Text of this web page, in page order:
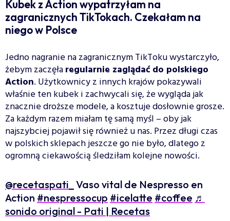
Kubek z Action wypatrzyłam na
zagranicznych TikTokach. Czekałam na
niego w Polsce
Jedno nagranie na zagranicznym TikToku wystarczyło,
żebym zaczęłaregularnie zaglądać do polskiego
Action. Użytkownicy z innych krajów pokazywali
właśnie ten kubek i zachwycali się, że wygląda jak
znacznie droższe modele, a kosztuje dosłownie grosze.
Za każdym razem miałam tę samą myśl – oby jak
najszybciej pojawił się również u nas. Przez długi czas
w polskich sklepach jeszcze go nie było, dlatego z
ogromną ciekawością śledziłam kolejne nowości.
@recetaspati_ Vaso vital de Nespresso en
Action #nespressocup #icelatte #coffee ♬
sonido original - Pati | Recetas